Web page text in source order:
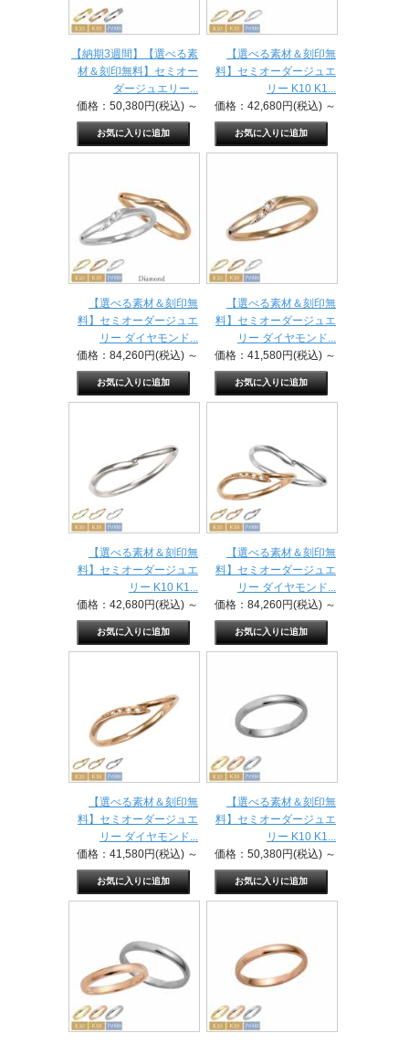
【納期3週間】【選べる素
材＆刻印無料】セミオー
ダージュエリー...
価格：50,380円(税込) ～
【選べる素材＆刻印無
料】セミオーダージュエ
リー K10 K1...
価格：42,680円(税込) ～
【選べる素材＆刻印無
料】セミオーダージュエ
リー ダイヤモンド...
価格：84,260円(税込) ～
【選べる素材＆刻印無
料】セミオーダージュエ
リー ダイヤモンド...
価格：41,580円(税込) ～
【選べる素材＆刻印無
料】セミオーダージュエ
リー K10 K1...
価格：42,680円(税込) ～
【選べる素材＆刻印無
料】セミオーダージュエ
リー ダイヤモンド...
価格：84,260円(税込) ～
【選べる素材＆刻印無
料】セミオーダージュエ
リー ダイヤモンド...
価格：41,580円(税込) ～
【選べる素材＆刻印無
料】セミオーダージュエ
リー K10 K1...
価格：50,380円(税込) ～